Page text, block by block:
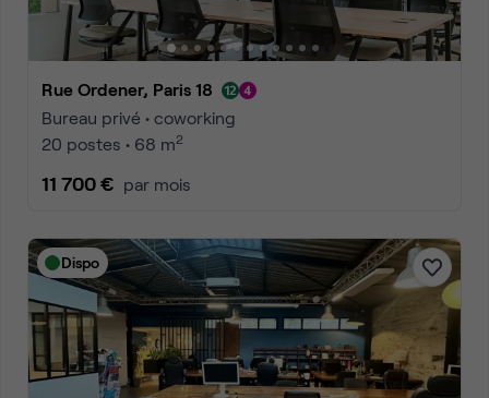
Rue Ordener, Paris 18
Bureau privé • coworking
20 postes • 68 m2
11 700 € par mois
Dispo